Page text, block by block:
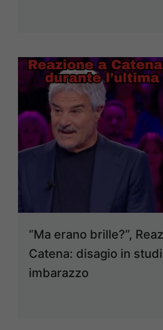
“Ma erano brille?”,
Catena: disagio in
imbarazzo